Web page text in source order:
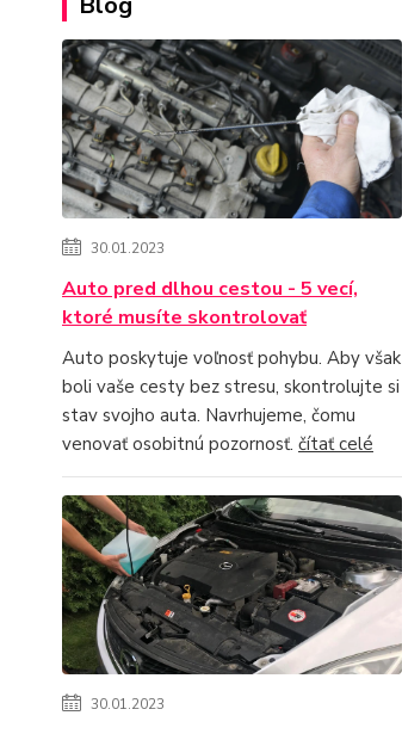
30.01.2023
Auto pred dlhou cestou - 5 vecí,
ktoré musíte skontrolovať
Auto poskytuje voľnosť pohybu. Aby však
boli vaše cesty bez stresu, skontrolujte si
stav svojho auta. Navrhujeme, čomu
venovať osobitnú pozornosť. čítať celé
30.01.2023